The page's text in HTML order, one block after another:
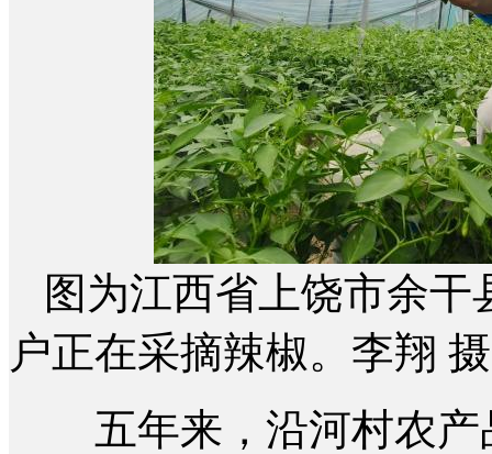
图为江西省上饶市余
户正在采摘辣椒。李翔 摄
五年来，沿河村农产